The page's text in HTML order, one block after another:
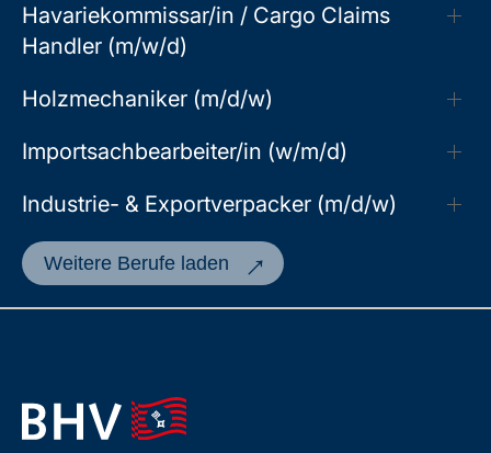
Havariekommissar/in / Cargo Claims
Handler (m/w/d)
Holzmechaniker (m/d/w)
Importsachbearbeiter/in (w/m/d)
Industrie- & Exportverpacker (m/d/w)
Weitere Berufe laden